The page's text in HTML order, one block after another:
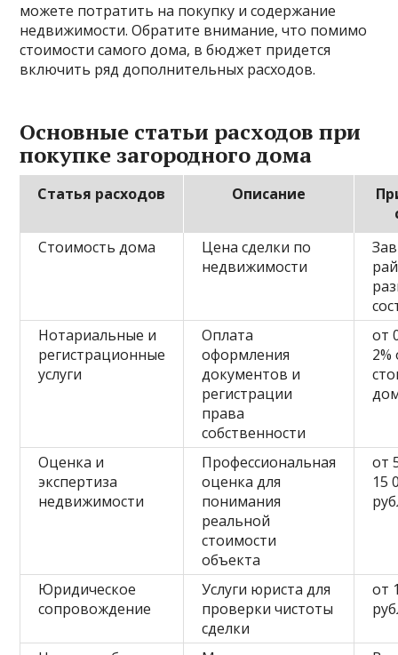
можете потратить на покупку и содержание
недвижимости. Обратите внимание, что помимо
стоимости самого дома, в бюджет придется
включить ряд дополнительных расходов.
Основные статьи расходов при
покупке загородного дома
Статья расходов Описание
Стоимость дома
Цена сделки по
недвижимости
Нотариальные и
регистрационные
услуги
Оплата
оформления
документов и
регистрации
права
собственности
от
2%
Оценка и
экспертиза
недвижимости
Профессиональная
оценка для
понимания
реальной
стоимости
объекта
от
15
Юридическое
сопровождение
Услуги юриста для
проверки чистоты
сделки
от